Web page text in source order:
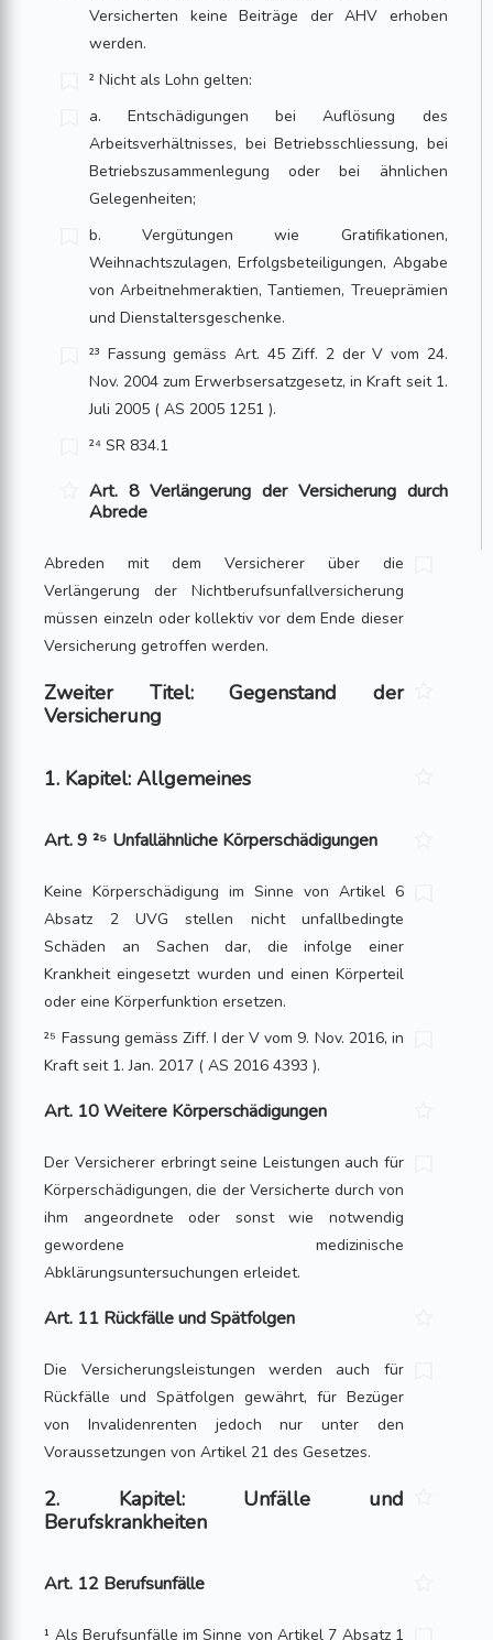
Versicherten keine Beiträge der AHV erhoben
werden.
² Nicht als Lohn gelten:
a. Entschädigungen bei Auflösung des
Arbeitsverhältnisses, bei Betriebs­schlies­­sung, bei
Betriebszusammenlegung oder bei ähnlichen
Gelegenheiten;
b. Vergütungen wie Gratifikationen,
Weihnachtszulagen, Erfolgsbeteiligungen, Abgabe
von Arbeitnehmeraktien, Tantiemen, Treueprämien
und Dienst­alters­­geschenke.
²³ Fassung gemäss Art. 45 Ziff. 2 der V vom 24.
Nov. 2004 zum Erwerbsersatzgesetz, in Kraft seit 1.
Juli 2005 ( AS 2005 1251 ).
²⁴ SR 834.1
Art. 8 Verlängerung der Versicherung durch
Abrede
Abreden mit dem Versicherer über die
Verlängerung der Nichtberufsunfallversi­che­rung
müssen einzeln oder kollektiv vor dem Ende dieser
Versicherung getroffen werden.
Zweiter Titel: Gegenstand der
Versicherung
1. Kapitel: Allgemeines
Art. 9 ²⁵ Unfallähnliche Körperschädigungen
Keine Körperschädigung im Sinne von Artikel 6
Absatz 2 UVG stellen nicht unfallbedingte
Schäden an Sachen dar, die infolge einer
Krankheit eingesetzt wurden und einen Körperteil
oder eine Körperfunktion ersetzen.
²⁵ Fassung gemäss Ziff. I der V vom 9. Nov. 2016, in
Kraft seit 1. Jan. 2017 ( AS 2016 4393 ).
Art. 10 Weitere Körperschädigungen
Der Versicherer erbringt seine Leistungen auch für
Körperschädigungen, die der Versicherte durch von
ihm angeordnete oder sonst wie notwendig
gewordene me­di­zinische
Abklärungsuntersuchungen erleidet.
Art. 11 Rückfälle und Spätfolgen
Die Versicherungsleistungen werden auch für
Rückfälle und Spätfolgen gewährt, für Bezüger
von Invalidenrenten jedoch nur unter den
Voraussetzungen von Arti­kel 21 des Gesetzes.
2. Kapitel: Unfälle und
Berufskrankheiten
Art. 12 Berufsunfälle
¹ Als Berufsunfälle im Sinne von Artikel 7 Absatz 1